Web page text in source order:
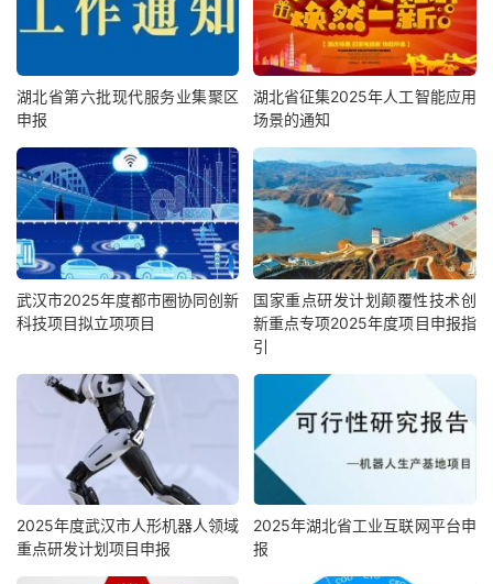
湖北省第六批现代服务业集聚区
申报
湖北省征集2025年人工智能应用
场景的通知
武汉市2025年度都市圈协同创新
科技项目拟立项项目
国家重点研发计划颠覆性技术创
新重点专项2025年度项目申报指
引
2025年度武汉市人形机器人领域
重点研发计划项目申报
2025年湖北省工业互联网平台申
报